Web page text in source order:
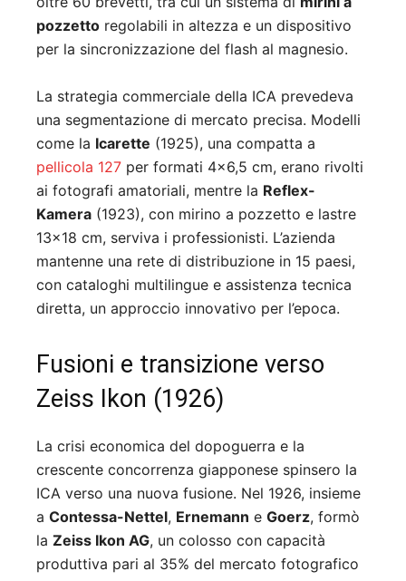
pozzetto regolabili in altezza e un dispositivo
per la sincronizzazione del flash al magnesio.
La strategia commerciale della ICA prevedeva
una segmentazione di mercato precisa. Modelli
come la Icarette (1925), una compatta a
pellicola 127 per formati 4×6,5 cm, erano rivolti
ai fotografi amatoriali, mentre la Reflex-
Kamera (1923), con mirino a pozzetto e lastre
13×18 cm, serviva i professionisti. L’azienda
mantenne una rete di distribuzione in 15 paesi,
con cataloghi multilingue e assistenza tecnica
diretta, un approccio innovativo per l’epoca.
Fusioni e transizione verso
Zeiss Ikon (1926)
La crisi economica del dopoguerra e la
crescente concorrenza giapponese spinsero la
ICA verso una nuova fusione. Nel 1926, insieme
a Contessa-Nettel, Ernemann e Goerz, formò
la Zeiss Ikon AG, un colosso con capacità
produttiva pari al 35% del mercato fotografico